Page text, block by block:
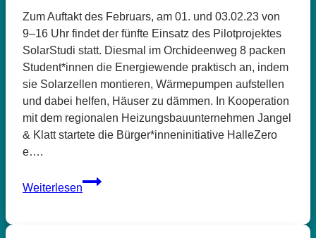
Zum Auftakt des Februars, am 01. und 03.02.23 von
9–16 Uhr findet der fünfte Einsatz des Pilotprojektes
SolarStudi statt. Diesmal im Orchideenweg 8 packen
Student*innen die Energiewende praktisch an, indem
sie Solarzellen montieren, Wärmepumpen aufstellen
und dabei helfen, Häuser zu dämmen. In Kooperation
mit dem regionalen Heizungsbauunternehmen Jangel
& Klatt startete die Bürger*inneninitiative HalleZero
e….
Weiterlesen
SolarStudi
–